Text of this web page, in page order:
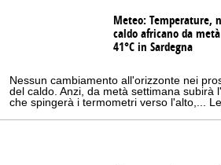
Meteo: Temperature,
caldo africano da
41°C in Sardegna
Nessun cambiamento all'orizzonte nei
del caldo. Anzi, da metà settimana subirà
che spingerà i termometri verso l'alto,...